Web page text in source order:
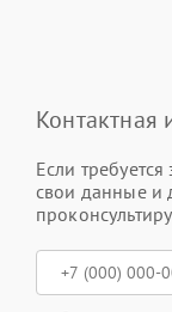
Если требуется
свои данные и